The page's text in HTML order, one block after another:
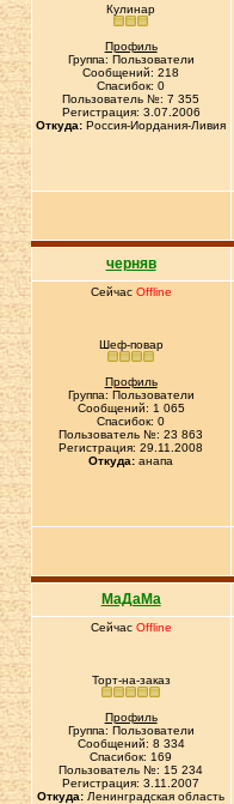
Кулинар
Профиль
Группа: Пользователи
Сообщений: 218
Спасибок: 0
Пользователь №: 7 355
Регистрация: 3.07.2006
Откуда: Россия-Иордания-Ливия
черняв
Сейчас Offline
Шеф-повар
Профиль
Группа: Пользователи
Сообщений: 1 065
Спасибок: 0
Пользователь №: 23 863
Регистрация: 29.11.2008
Откуда: анапа
МаДаМа
Сейчас Offline
Торт-на-заказ
Профиль
Группа: Пользователи
Сообщений: 8 334
Спасибок: 169
Пользователь №: 15 234
Регистрация: 3.11.2007
Откуда: Ленинградская область